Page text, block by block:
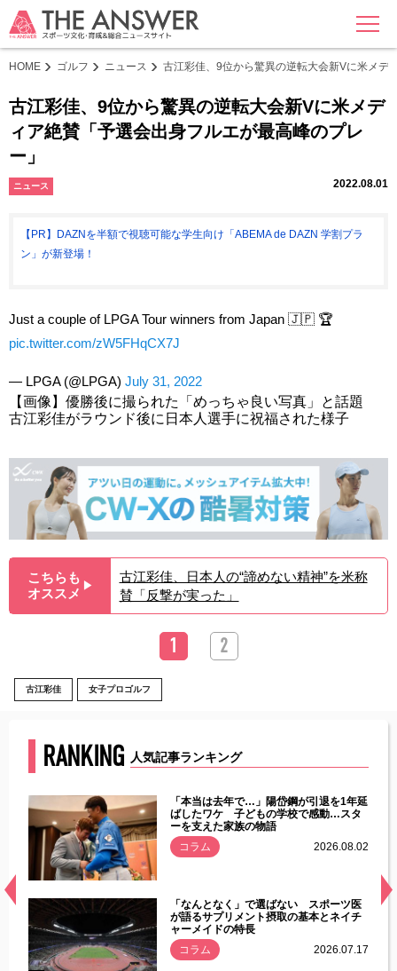
MENU
HOME ゴルフ ニュース 古江彩佳、9位から驚異の逆転大会新Vに米メデ
古江彩佳、9位から驚異の逆転大会新Vに米メデ
ィア絶賛「予選会出身フルエが最高峰のプレ
ー」
ニュース 2022.08.01
【PR】DAZNを半額で視聴可能な学生向け「ABEMA de DAZN 学割プラ
ン」が新登場！
Just a couple of LPGA Tour winners from Japan 🇯🇵 🏆
pic.twitter.com/zW5FHqCX7J
— LPGA (@LPGA) July 31, 2022
【画像】優勝後に撮られた「めっちゃ良い写真」と話題
古江彩佳がラウンド後に日本人選手に祝福された様子
こちらも
オススメ ▶︎
古江彩佳、日本人の“諦めない精神”を米称
賛「反撃が実った」
1 2
古江彩佳 女子プロゴルフ
RANKING 人気記事ランキング
常
「本当は去年で…」陽岱鋼が引退を1年延
ばしたワケ 子どもの学校で感動…スタ
ーを支えた家族の物語
コラム
2026.08.02
「なんとなく」で選ばない スポーツ医
が語るサプリメント摂取の基本とネイチ
ャーメイドの特長
コラム
2026.07.17